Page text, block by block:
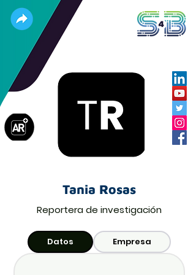
Tania Rosas
Reportera de investigación
Datos Empresa